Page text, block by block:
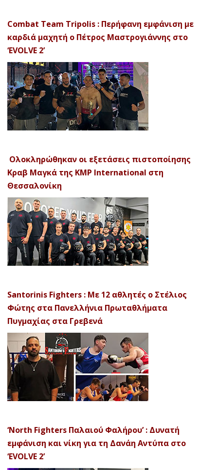
Combat Team Tripolis : Περήφανη εμφάνιση με
καρδιά μαχητή ο Πέτρος Μαστρογιάννης στο
‘EVOLVE 2’
Ολοκληρώθηκαν οι εξετάσεις πιστοποίησης
Κραβ Μαγκά της KMP International στη
Θεσσαλονίκη
Santorinis Fighters : Με 12 αθλητές ο Στέλιος
Φώτης στα Πανελλήνια Πρωταθλήματα
Πυγμαχίας στα Γρεβενά
‘North Fighters Παλαιού Φαλήρου’ : Δυνατή
εμφάνιση και νίκη για τη Δανάη Αντύπα στο
‘EVOLVE 2’